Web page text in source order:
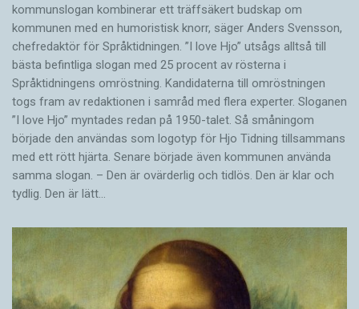
kommunslogan kombinerar ett träffsäkert budskap om
kommunen med en humoristisk knorr, säger Anders Svensson,
chefredaktör för Språktidningen. ”I love Hjo” utsågs alltså till
bästa befintliga slogan med 25 procent av rösterna i
Språktidningens omröstning. Kandidaterna till omröstningen
togs fram av redaktionen i samråd med flera experter. Sloganen
”I love Hjo” myntades redan på 1950-talet. Så småningom
började den användas som logotyp för Hjo Tidning tillsammans
med ett rött hjärta. Senare började även kommunen använda
samma slogan. – Den är ovärderlig och tidlös. Den är klar och
tydlig. Den är lätt…